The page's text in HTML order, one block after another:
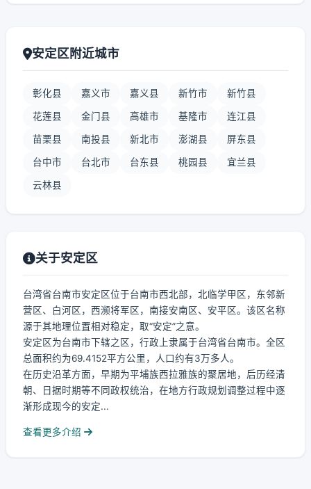
安定区附近城市
彰化县 嘉义市 嘉义县 新竹市 新竹县
花莲县 金门县 高雄市 基隆市 连江县
苗栗县 南投县 新北市 澎湖县 屏东县
台中市 台北市 台东县 桃园县 宜兰县
云林县
关于安定区
台湾省台南市安定区位于台南市西北部，北临学甲区，东邻新
营区、白河区，西濒将军区，南接安南区、安平区。该区名称
源于其地理位置相对稳定，取“安定”之意。
安定区为台南市下辖之区，行政上隶属于台湾省台南市。全区
总面积约为69.4152平方公里，人口约有3万多人。
在历史沿革方面，早期为平埔族西拉雅族的聚居地，后历经清
朝、日据时期等不同政权统治，在地方行政规划调整过程中逐
渐形成现今的安定...
查看更多介绍